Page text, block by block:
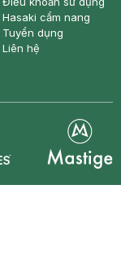
Hasaki cẩm nang
Tuyển dụng
Liên hệ